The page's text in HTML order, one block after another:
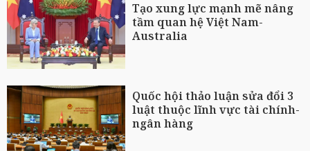
Tạo xung lực mạnh mẽ nâng
tầm quan hệ Việt Nam-
Australia
Quốc hội thảo luận sửa đổi 3
luật thuộc lĩnh vực tài chính-
ngân hàng